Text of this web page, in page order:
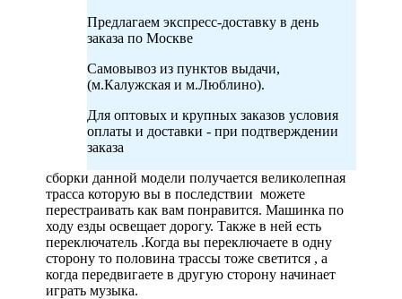
Предлагаем экспресс-доставку в день
заказа по Москве
Самовывоз из пунктов выдачи,
(м.Калужская и м.Люблино).
Для оптовых и крупных заказов условия
оплаты и доставки - при подтверждении
заказа
сборки данной модели получается великолепная
трасса которую вы в последствии можете
перестраивать как вам понравится. Машинка по
ходу езды освещает дорогу. Также в ней есть
переключатель .Когда вы переключаете в одну
сторону то половина трассы тоже светится , а
когда передвигаете в другую сторону начинает
играть музыка.